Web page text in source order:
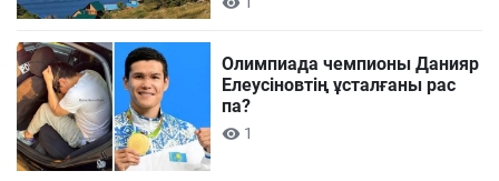
Олимпиада чемпионы Данияр
Елеусіновтің ұсталғаны рас
па?
1